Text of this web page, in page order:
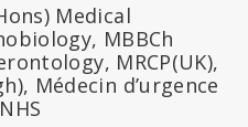
Medical
MBBCh
MRCP(UK),
Médecin d’urgence